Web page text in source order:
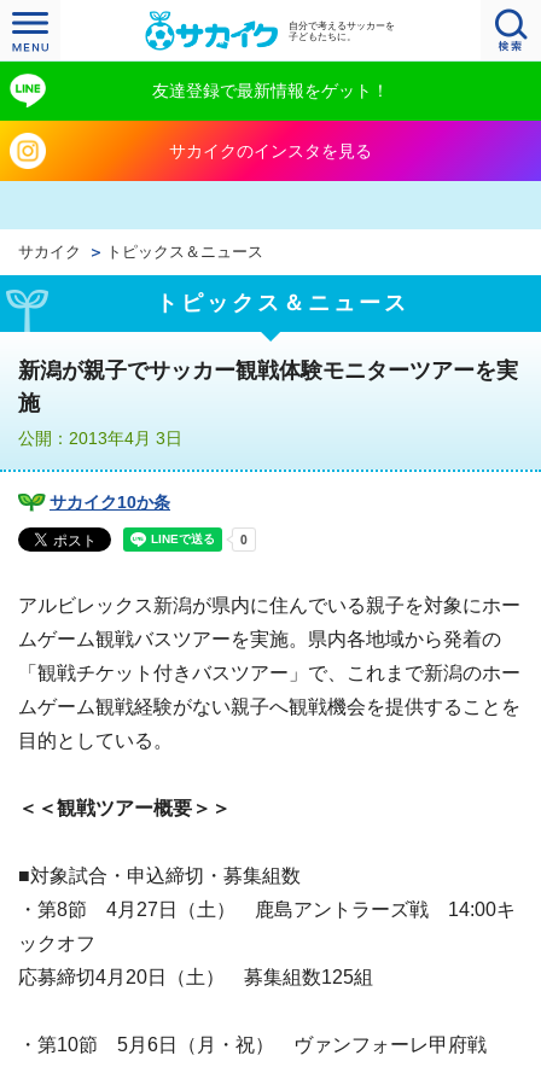
自分で考えるサッカーを
子どもたちに。
友達登録で最新情報をゲット！
サカイクのインスタを見る
サカイク トピックス＆ニュース
トピックス＆ニュース
新潟が親子でサッカー観戦体験モニターツアーを実
施
公開：2013年4月 3日
サカイク10か条
アルビレックス新潟が県内に住んでいる親子を対象にホー
ムゲーム観戦バスツアーを実施。県内各地域から発着の
「観戦チケット付きバスツアー」で、これまで新潟のホー
ムゲーム観戦経験がない親子へ観戦機会を提供することを
目的としている。
＜＜観戦ツアー概要＞＞
■対象試合・申込締切・募集組数
・第8節 4月27日（土） 鹿島アントラーズ戦 14:00キ
ックオフ
応募締切4月20日（土） 募集組数125組
・第10節 5月6日（月・祝） ヴァンフォーレ甲府戦